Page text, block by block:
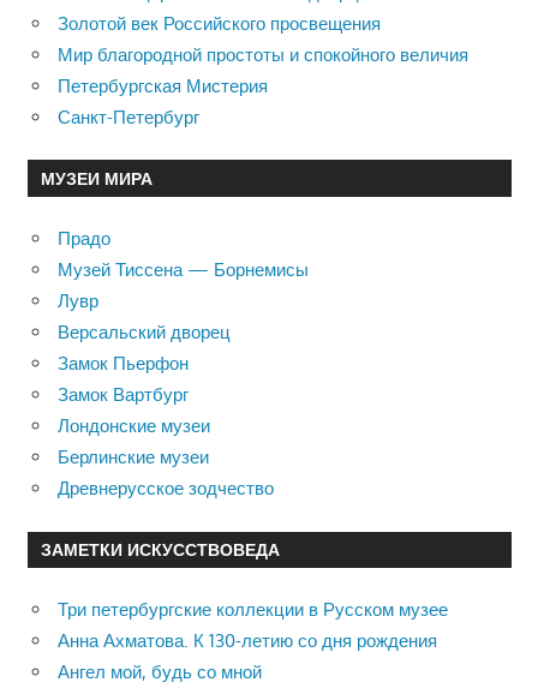
Золотой век Российского просвещения
Мир благородной простоты и спокойного величия
Петербургская Мистерия
Санкт-Петербург
МУЗЕИ МИРА
Прадо
Музей Тиссена — Борнемисы
Лувр
Версальский дворец
Замок Пьерфон
Замок Вартбург
Лондонские музеи
Берлинские музеи
Древнерусское зодчество
ЗАМЕТКИ ИСКУССТВОВЕДА
Три петербургские коллекции в Русском музее
Анна Ахматова. К 130-летию со дня рождения
Ангел мой, будь со мной